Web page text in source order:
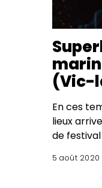
(Vic-
En ces
lieux
de
5 août 2020